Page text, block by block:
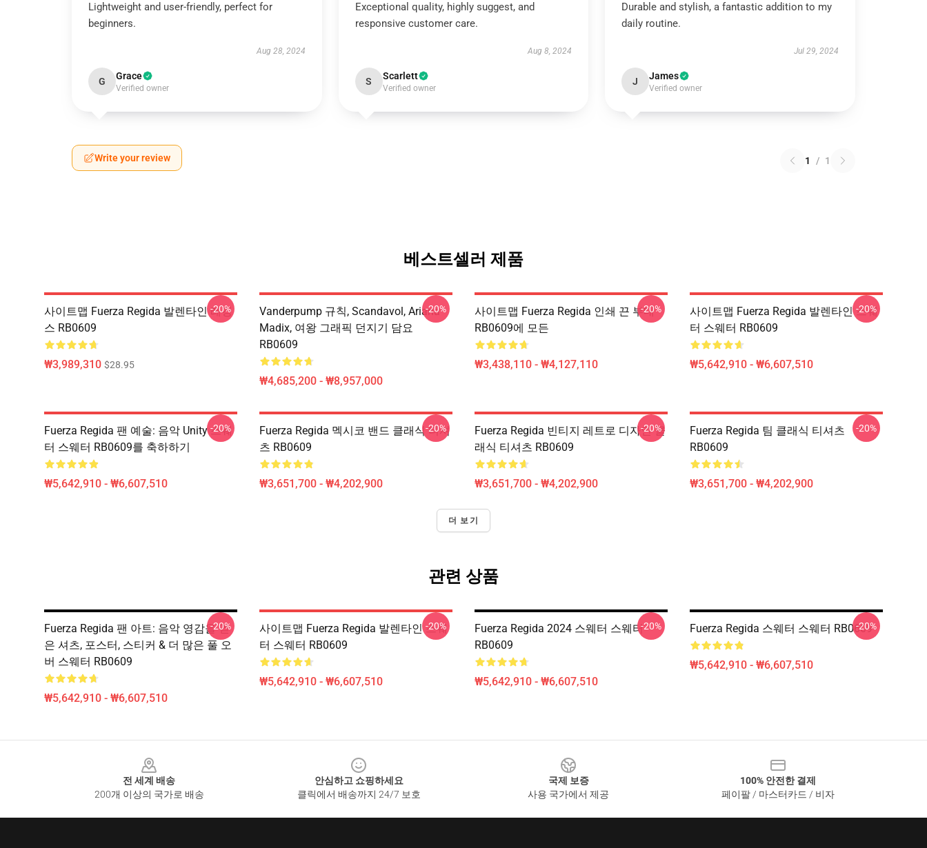
Lightweight and user-friendly, perfect for
beginners.
Aug 28, 2024
G Grace
Verified owner
Exceptional quality, highly suggest, and
responsive customer care.
Aug 8, 2024
S Scarlett
Verified owner
Durable and stylish, a fantastic addition to my
daily routine.
Jul 29, 2024
J James
Verified owner
Write your review 1 / 1
베스트셀러 제품
사이트맵 Fuerza Regida 발렌타인 레깅
스 RB0609
₩3,989,310 $28.95
-20%
Vanderpump 규칙, Scandavol, Ariana
Madix, 여왕 그래픽 던지기 담요
RB0609
₩4,685,200 - ₩8,957,000
-20%
사이트맵 Fuerza Regida 인쇄 끈 부대
RB0609에 모든
₩3,438,110 - ₩4,127,110
-20%
사이트맵 Fuerza Regida 발렌타인 스웨
터 스웨터 RB0609
₩5,642,910 - ₩6,607,510
-20%
Fuerza Regida 팬 예술: 음악 Unity 스웨
터 스웨터 RB0609를 축하하기
₩5,642,910 - ₩6,607,510
-20%
Fuerza Regida 멕시코 밴드 클래식 티셔
츠 RB0609
₩3,651,700 - ₩4,202,900
-20%
Fuerza Regida 빈티지 레트로 디자인 클
래식 티셔츠 RB0609
₩3,651,700 - ₩4,202,900
-20%
Fuerza Regida 팀 클래식 티셔츠
RB0609
₩3,651,700 - ₩4,202,900
-20%
더 보기
관련 상품
Fuerza Regida 팬 아트: 음악 영감을 얻
은 셔츠, 포스터, 스티커 & 더 많은 풀 오
버 스웨터 RB0609
₩5,642,910 - ₩6,607,510
-20%
사이트맵 Fuerza Regida 발렌타인 스웨
터 스웨터 RB0609
₩5,642,910 - ₩6,607,510
-20%
Fuerza Regida 2024 스웨터 스웨터
RB0609
₩5,642,910 - ₩6,607,510
-20% Fuerza Regida 스웨터 스웨터 RB0609
₩5,642,910 - ₩6,607,510
-20%
전 세계 배송
200개 이상의 국가로 배송
안심하고 쇼핑하세요
클릭에서 배송까지 24/7 보호
국제 보증
사용 국가에서 제공
100% 안전한 결제
페이팔 / 마스터카드 / 비자